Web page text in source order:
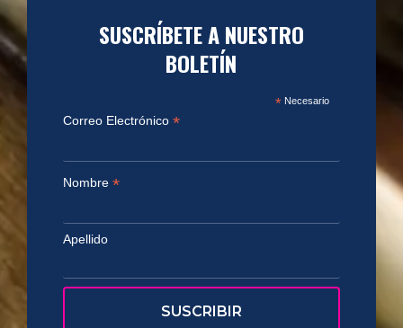
SUSCRÍBETE A NUESTRO
BOLETÍN
*Necesario
Correo Electrónico *
Nombre *
Apellido